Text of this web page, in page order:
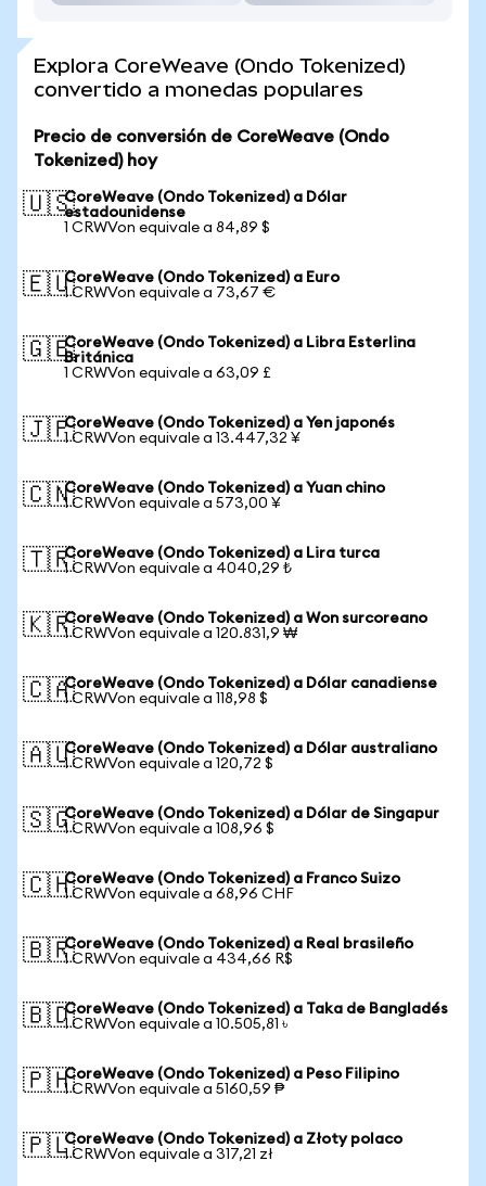
Explora CoreWeave (Ondo Tokenized)
convertido a monedas populares
Precio de conversión de CoreWeave (Ondo
Tokenized) hoy
🇺🇸CoreWeave (Ondo Tokenized) a Dólar
estadounidense
1 CRWVon equivale a 84,89 $
🇪🇺CoreWeave (Ondo Tokenized) a Euro
1 CRWVon equivale a 73,67 €
🇬🇧CoreWeave (Ondo Tokenized) a Libra Esterlina
Británica
1 CRWVon equivale a 63,09 £
🇯🇵CoreWeave (Ondo Tokenized) a Yen japonés
1 CRWVon equivale a 13.447,32 ¥
🇨🇳CoreWeave (Ondo Tokenized) a Yuan chino
1 CRWVon equivale a 573,00 ¥
🇹🇷CoreWeave (Ondo Tokenized) a Lira turca
1 CRWVon equivale a 4040,29 ₺
🇰🇷CoreWeave (Ondo Tokenized) a Won surcoreano
1 CRWVon equivale a 120.831,9 ₩
🇨🇦CoreWeave (Ondo Tokenized) a Dólar canadiense
1 CRWVon equivale a 118,98 $
🇦🇺CoreWeave (Ondo Tokenized) a Dólar australiano
1 CRWVon equivale a 120,72 $
🇸🇬CoreWeave (Ondo Tokenized) a Dólar de Singapur
1 CRWVon equivale a 108,96 $
🇨🇭CoreWeave (Ondo Tokenized) a Franco Suizo
1 CRWVon equivale a 68,96 CHF
🇧🇷CoreWeave (Ondo Tokenized) a Real brasileño
1 CRWVon equivale a 434,66 R$
🇧🇩CoreWeave (Ondo Tokenized) a Taka de Bangladés
1 CRWVon equivale a 10.505,81 ৳
🇵🇭CoreWeave (Ondo Tokenized) a Peso Filipino
1 CRWVon equivale a 5160,59 ₱
🇵🇱CoreWeave (Ondo Tokenized) a Złoty polaco
1 CRWVon equivale a 317,21 zł